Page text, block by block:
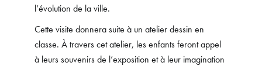
l’évolution de la ville.
Cette visite donnera suite à un atelier dessin en
classe. À travers cet atelier, les enfants feront appel
à leurs souvenirs de l’exposition et à leur imagination